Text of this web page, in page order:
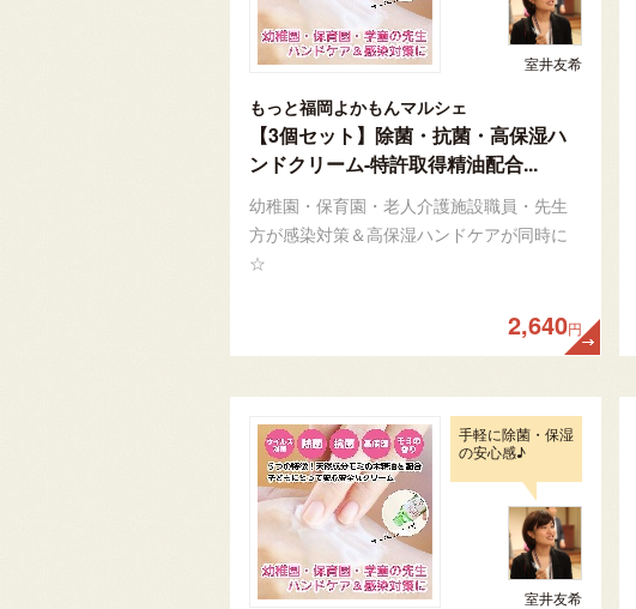
室井友希
もっと福岡よかもんマルシェ
【3個セット】除菌・抗菌・高保湿ハ
ンドクリーム-特許取得精油配合...
幼稚園・保育園・老人介護施設職員・先生
方が感染対策＆高保湿ハンドケアが同時に
☆
2,640円
手軽に除菌・保湿
の安心感♪
室井友希